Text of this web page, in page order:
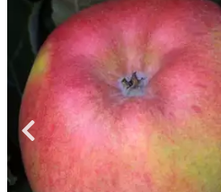
Zum vorigen Bild